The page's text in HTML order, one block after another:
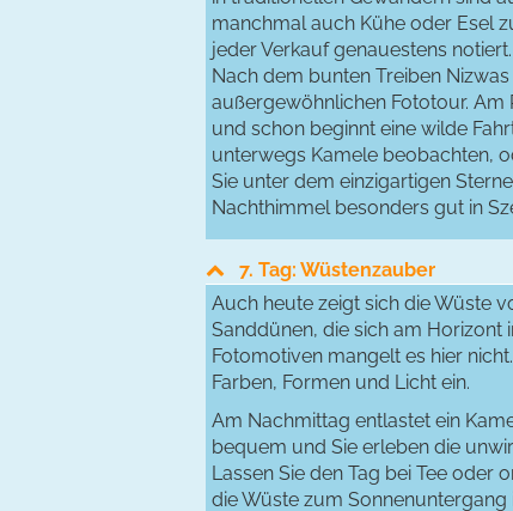
manchmal auch Kühe oder Esel
jeder Verkauf genauestens
Nach dem bunten Treiben
außergewöhnlichen Fototour. Am
und schon beginnt eine wilde
unterwegs Kamele beobachten,
Sie unter dem einzigartigen
Nachthimmel besonders gut in
7. Tag: Wüstenzauber
Auch heute zeigt sich die Wüste
Sanddünen, die sich am Horizont
Fotomotiven mangelt es hier
Farben, Formen und Licht ein.
Am Nachmittag entlastet ein
bequem und Sie erleben die
Lassen Sie den Tag bei Tee oder
die Wüste zum Sonnenuntergang